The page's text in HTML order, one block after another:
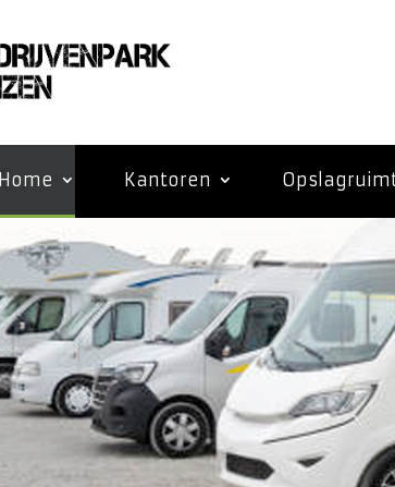
Home Kantoren